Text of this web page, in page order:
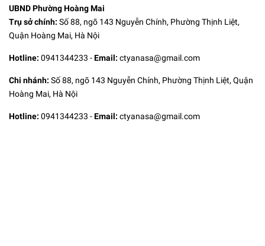
UBND Phường Hoàng Mai
Trụ sở chính: Số 88, ngõ 143 Nguyễn Chính, Phường Thịnh Liệt,
Quận Hoàng Mai, Hà Nội
Hotline: 0941344233 -Email: ctyanasa@gmail.com
Chi nhánh: Số 88, ngõ 143 Nguyễn Chính, Phường Thịnh Liệt, Quận
Hoàng Mai, Hà Nội
Hotline: 0941344233 -Email: ctyanasa@gmail.com